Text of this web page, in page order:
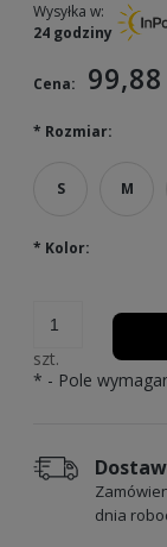
Wysyłka w:
24 godziny
Cena:
* Rozmiar:
S M
* Kolor:
szt.
* - Pole
dnia